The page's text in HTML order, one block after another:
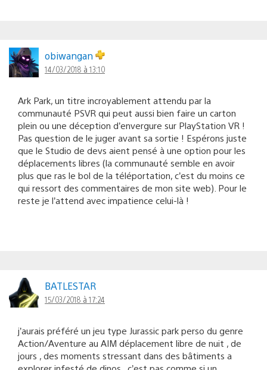
obiwangan
14/03/2018 à 13:10
Ark Park, un titre incroyablement attendu par la
communauté PSVR qui peut aussi bien faire un carton
plein ou une déception d’envergure sur PlayStation VR !
Pas question de le juger avant sa sortie ! Espérons juste
que le Studio de devs aient pensé à une option pour les
déplacements libres (la communauté semble en avoir
plus que ras le bol de la téléportation, c’est du moins ce
qui ressort des commentaires de mon site web). Pour le
reste je l’attend avec impatience celui-là !
BATLESTAR
15/03/2018 à 17:24
j’aurais préféré un jeu type Jurassic park perso du genre
Action/Aventure au AIM déplacement libre de nuit , de
jours , des moments stressant dans des bâtiments a
explorer infesté de dinos , c’est pas comme si un